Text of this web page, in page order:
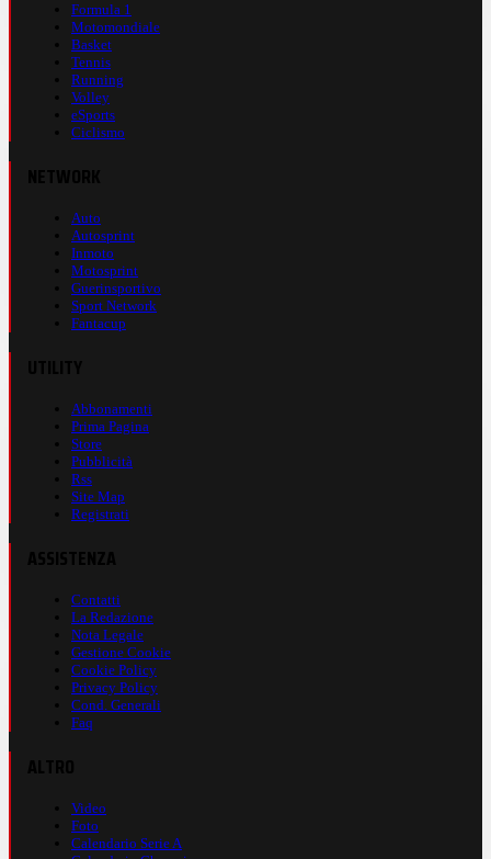
Formula 1
Motomondiale
Basket
Tennis
Running
Volley
eSports
Ciclismo
Auto
Autosprint
Inmoto
Motosprint
Guerinsportivo
Sport Network
Fantacup
Abbonamenti
Prima Pagina
Store
Pubblicità
Rss
Site Map
Registrati
Contatti
La Redazione
Nota Legale
Gestione Cookie
Cookie Policy
Privacy Policy
Cond. Generali
Faq
Video
Foto
Calendario Serie A